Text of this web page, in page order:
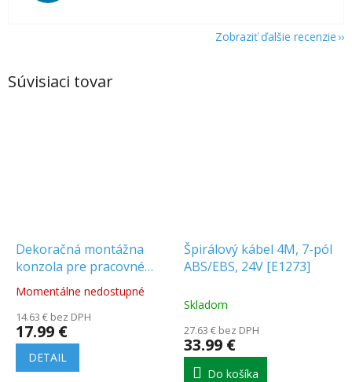
Súvisiaci tovar
Dekoračná montážna
konzola pre pracovné
svetlá [AKC8002]
Priemerné
produktu
je
5.0
Momentálne nedostupné
14.63 € bez DPH
17.99 €
DETAIL
Špirálový kábel 4M, 7-pól
ABS/EBS, 24V [E1273]
Skladom
27.63 € bez DPH
33.99 €
Do košíka
Zobraziť ďalšie recenzie